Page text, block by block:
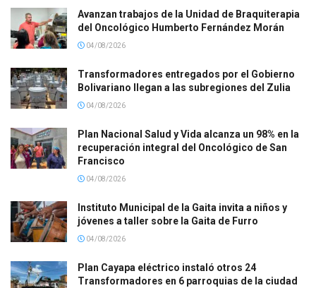
Avanzan trabajos de la Unidad de Braquiterapia
del Oncológico Humberto Fernández Morán
04/08/2026
Transformadores entregados por el Gobierno
Bolivariano llegan a las subregiones del Zulia
04/08/2026
Plan Nacional Salud y Vida alcanza un 98% en la
recuperación integral del Oncológico de San
Francisco
04/08/2026
Instituto Municipal de la Gaita invita a niños y
jóvenes a taller sobre la Gaita de Furro
04/08/2026
Plan Cayapa eléctrico instaló otros 24
Transformadores en 6 parroquias de la ciudad